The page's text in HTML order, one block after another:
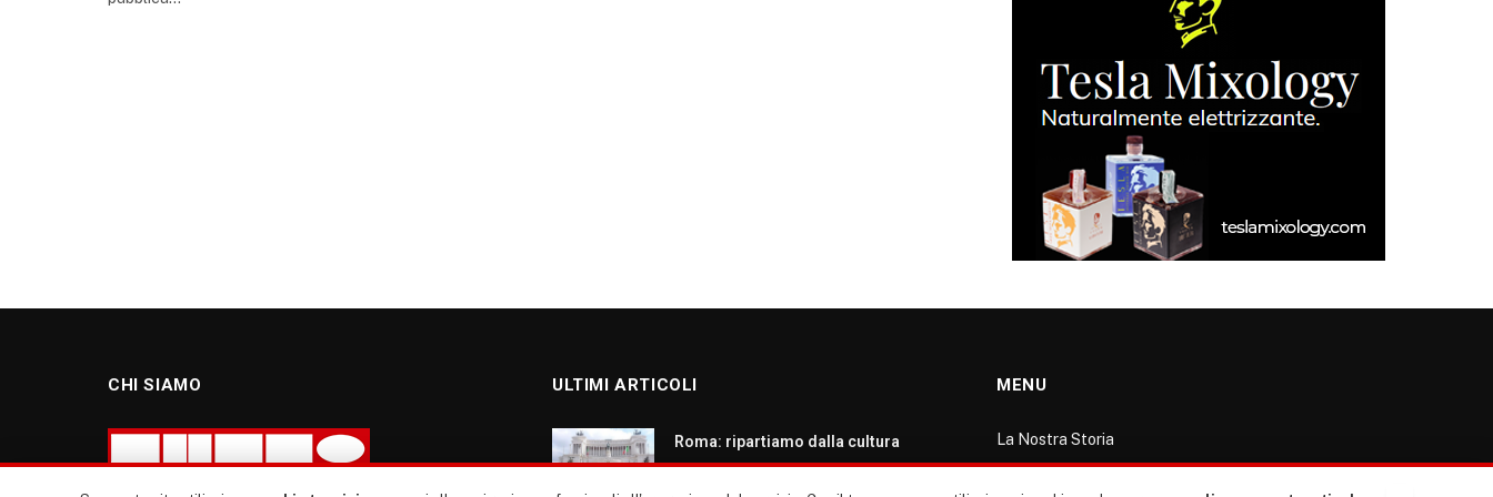
CHI SIAMO ULTIMI ARTICOLI
Roma: ripartiamo dalla cultura
MENU
La Nostra Storia